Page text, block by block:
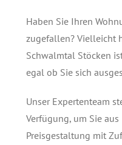
Haben Sie Ihren
zugefallen? Vielleicht
Schwalmtal Stöcken
egal ob Sie sich
Unser Expertenteam
Verfügung, um Sie
Preisgestaltung mit